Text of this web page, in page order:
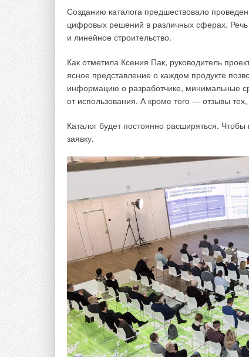
Созданию каталога предшествовало
цифровых решений в различных сферах.
и линейное строительство.
Как отметила Ксения Пак, руководитель
ясное представление о каждом продукте
информацию о разработчике, минимальные
от использования. А кроме того — отзывы
Каталог будет постоянно расширяться.
заявку.
- Пожалуй, нельзя назвать эти понятия
моделирования), если говорить о них как о
информационное моделирование зданий и
информационной модели (ИМ) объекта. Мы
присваивают статус BIM/ТИМ своим
технологии предполагают целый комплекс
Заказчиками большого количества
промышленности, ОПК, социальной
инженерного ПО?
- В связи с этим исполнитель,
которых сотрудничество будет
Информационная?
- Да. Информационная модель объекта — это
при создании и ведении модели необходимо
хранить внутри российской цифровой
А если данные созданы с помощью
- Никаких проблем, если эти инструменты не
использования в отечественных средах
в РФ принят формат IFC открытых данных